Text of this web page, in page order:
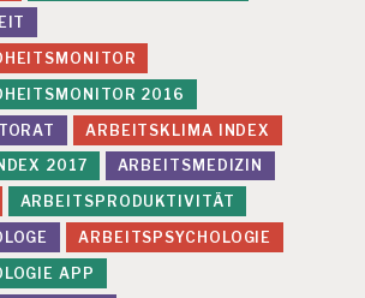
2016
ARBEITSKLIMA INDEX
2017
ARBEITSMEDIZIN
ARBEITSPRODUKTIVITÄT
ARBEITSPSYCHOLOGIE
APP